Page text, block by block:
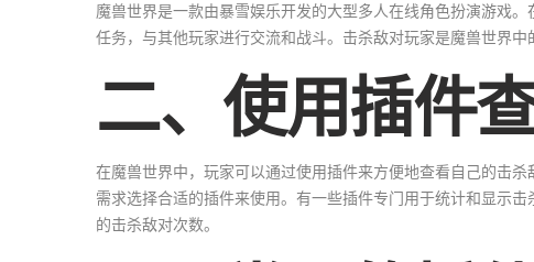
魔兽世界是一款由暴雪娱乐开发的大型多人在线角色扮演游戏
任务，与其他玩家进行交流和战斗。击杀敌对玩家是魔兽世界
二、使用插件
在魔兽世界中，玩家可以通过使用插件来方便地查看自己的击
需求选择合适的插件来使用。有一些插件专门用于统计和显示
的击杀敌对次数。